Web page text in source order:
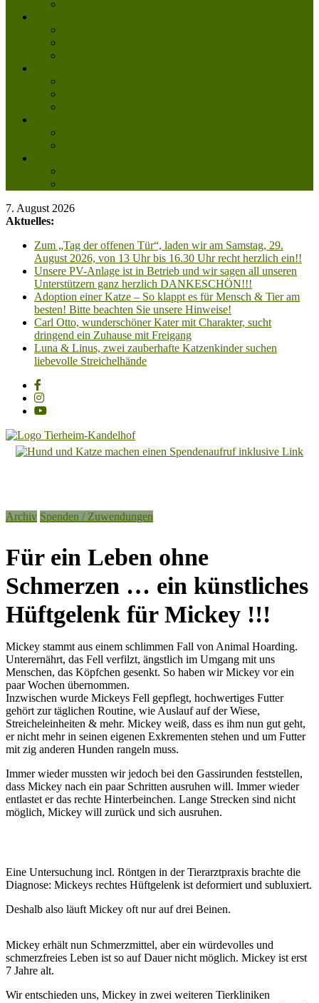
7. August 2026
Aktuelles:
Zum „Tag der offenen Tür“, laden wir am Samstag, 29.
August 2026, von 13 Uhr bis 16.30 Uhr recht herzlich ein!!
Unsere PV-Anlage ist in Betrieb und wir sagen all unseren
Unterstützern ganz herzlich DANKESCHÖN!!!
Adoption einer Katze – So klappt es für Mensch & Tier am
besten! Bitte beachten Sie unsere Hinweise!
Carl Otto, wunderschöner Kater mit Charakter, sucht
dringend ein Zuhause mit Freigang
Luna & Linus, zwei zauberhafte Katzenkinder suchen
liebevolle Streichelhände
Tierheim
für
Archiv Spenden / Zuwendungen
Für ein Leben ohne
Schmerzen … ein künstliches
Hüftgelenk für Mickey !!!
Mickey stammt aus einem schlimmen Fall von Animal Hoarding.
Unterernährt, das Fell verfilzt, ängstlich im Umgang mit uns
Menschen, das Köpfchen gesenkt. So haben wir Mickey vor ein
paar Wochen übernommen.
Inzwischen wurde Mickeys Fell gepflegt, hochwertiges Futter
gehört zur täglichen Routine, wie Auslauf auf der Wiese,
Streicheleinheiten & mehr. Mickey weiß, dass es ihm nun gut geht,
er nicht mehr in seinen eigenen Exkrementen stehen und um Futter
mit zig anderen Hunden rangeln muss.
Immer wieder mussten wir jedoch bei den Gassirunden feststellen,
dass Mickey nach ein paar Schritten ausruhen will. Immer wieder
entlastet er das rechte Hinterbeinchen. Lange Strecken sind nicht
möglich, Mickey will zurück und sich ausruhen.
Eine Untersuchung incl. Röntgen in der Tierarztpraxis brachte die
Diagnose: Mickeys rechtes Hüftgelenk ist deformiert und subluxiert.
Deshalb also läuft Mickey oft nur auf drei Beinen.
Mickey erhält nun Schmerzmittel, aber ein würdevolles und
schmerzfreies Leben ist so auf Dauer nicht möglich. Mickey ist erst
7 Jahre alt.
Wir entschieden uns, Mickey in zwei weiteren Tierkliniken